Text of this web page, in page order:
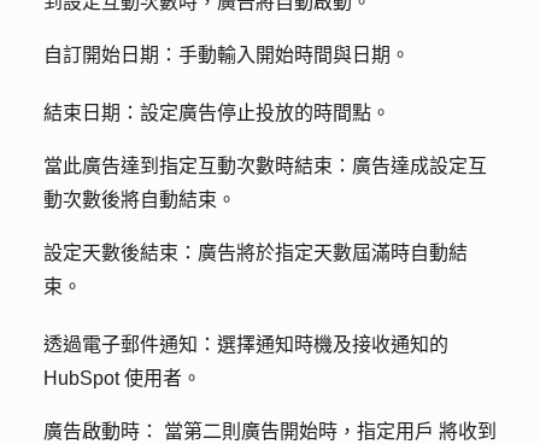
自訂開始日期： 手動輸入開始時間與日期 。
結束日期： 設定廣告停止投放的時間點。
當此廣告達到指定互動次數時結束 ：廣告達成設定互
動次數後將自動結束。
設定天數後結束： 廣告將於指定天數屆滿時自動結
束。
透過電子郵件通知： 選擇通知時機及接收通知的
HubSpot 使用者 。
廣告啟動時： 當第二則廣告開始時， 指定用戶 將收到